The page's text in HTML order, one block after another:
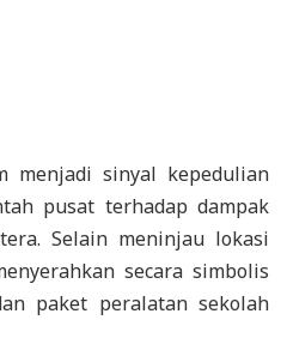
menjadi sinyal kepedulian
pusat terhadap dampak
Selain meninjau lokasi
secara simbolis
paket peralatan sekolah